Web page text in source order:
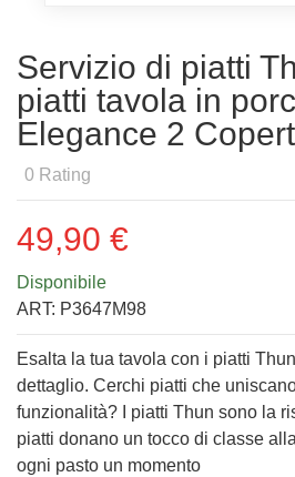
Servizio di piatti
piatti tavola in
Elegance 2
0 Rating
49,90 €
Disponibile
ART: P3647M98
Esalta la tua tavola con i piatti
dettaglio. Cerchi piatti che
funzionalità? I piatti Thun sono la
piatti donano un tocco di classe
ogni pasto un momento